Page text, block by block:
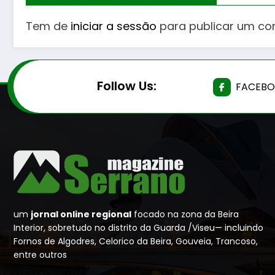
Tem de iniciar a sessão para publicar um
Follow Us:
um jornal online regional focado na zona da Beira
Interior, sobretudo no distrito da Guarda /Viseu— incluindo
Fornos de Algodres, Celorico da Beira, Gouveia, Trancoso,
entre outros